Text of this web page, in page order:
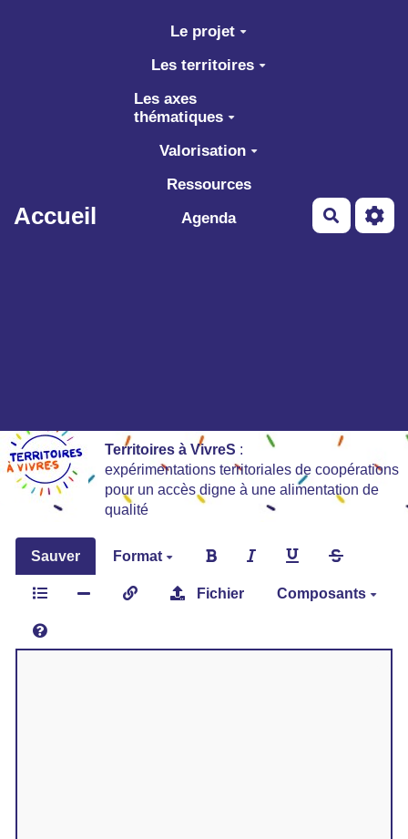
Aller au contenu principal
Accueil
Le projet
Les territoires
Les axes
thématiques
Valorisation
Ressources
Agenda
Territoires à VivreS :
expérimentations territoriales de coopérations
pour un accès digne à une alimentation de
qualité
Sauver Format
Fichier Composants